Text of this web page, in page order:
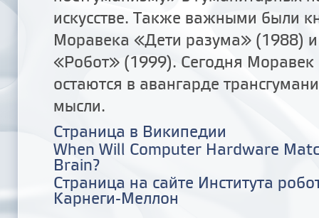
искусстве. Также важными были
Моравека «Дети разума» (1988)
«Робот» (1999). Сегодня Моравек
остаются в авангарде
мысли.
Страница в Википедии
When Will Computer Hardware
Brain?
Страница на сайте Института
Карнеги-Меллон